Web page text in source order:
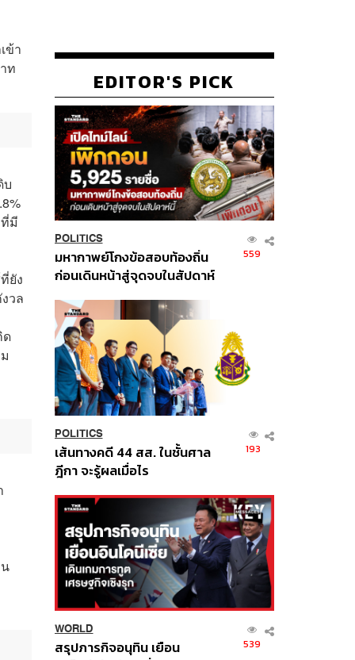
ข้า
ท
บ
มี
ยัง
วล
ด
EDITOR'S PICK
POLITICS
มหากาพย์โกงข้อสอบท้องถิ่น
ก่อนเดินหน้าสู่จุดจบในสัปดาห์
559
POLITICS
เส้นทางคดี 44 สส. ในชั้นศาล
ฎีกา จะรู้ผลเมื่อไร
193
WORLD
สรุปภารกิจอนุทิน เยือน
539